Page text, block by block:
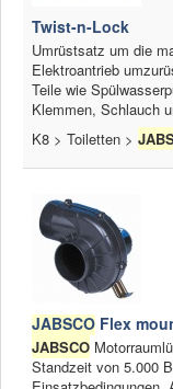
Twist-n-Lock
Umrüstsatz um die
Elektroantrieb
Teile wie
Klemmen, Schlauch
K8 > Toiletten >
JABSCO Flex
JABSCO
Standzeit von 5.000